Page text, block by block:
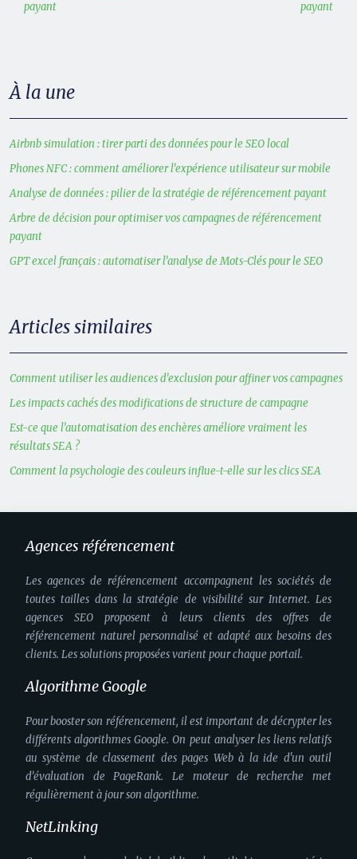
payant
payant
À la une
Airbnb simulation : tirer parti des données pour le SEO local
Phones NFC : comment améliorer l’expérience utilisateur sur mobile
Analyse de données : pilier de la stratégie de référencement payant
Arbre de décision pour optimiser vos campagnes de référencement
payant
GPT excel français : automatiser l’analyse de Mots-Clés pour le SEO
Articles similaires
Comment utiliser les audiences d’exclusion pour affiner vos campagnes
Les impacts cachés des modifications de structure de campagne
Est-ce que l’automatisation des enchères améliore vraiment les
résultats SEA ?
Comment la psychologie des couleurs influe-t-elle sur les clics SEA
Agences référencement
Les agences de référencement accompagnent les sociétés de
toutes tailles dans la stratégie de visibilité sur Internet. Les
agences SEO proposent à leurs clients des offres de
référencement naturel personnalisé et adapté aux besoins des
clients. Les solutions proposées varient pour chaque portail.
Algorithme Google
Pour booster son référencement, il est important de décrypter les
différents algorithmes Google. On peut analyser les liens relatifs
au système de classement des pages Web à la ide d'un outil
d’évaluation de PageRank. Le moteur de recherche met
régulièrement à jour son algorithme.
NetLinking